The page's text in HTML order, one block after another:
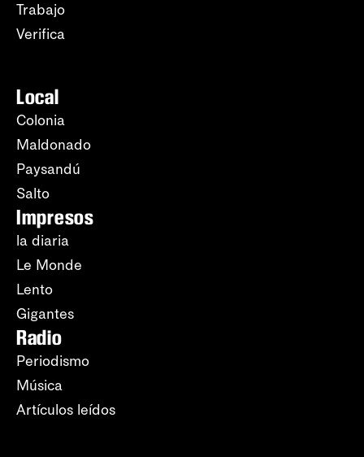
Trabajo
Verifica
Local
Colonia
Maldonado
Paysandú
Salto
Impresos
la diaria
Le Monde
Lento
Gigantes
Radio
Periodismo
Música
Artículos leídos